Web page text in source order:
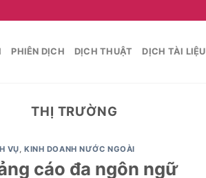
PHIÊN DỊCH DỊCH THUẬT DỊCH TÀI LIỆU
THỊ TRƯỜNG
VỤ,KINH DOANH NƯỚC NGOÀI
cáo đa ngôn ngữ